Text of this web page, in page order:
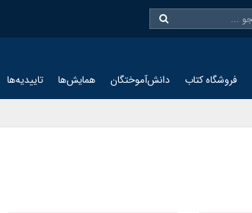
فروشگاه کتاب دانش‌آموختگان همایش‌ها تاییدیه‌ها